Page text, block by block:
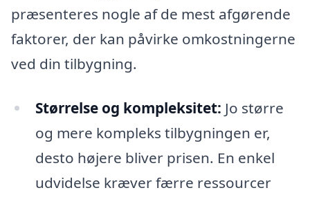
præsenteres nogle af de mest afgørende
faktorer, der kan påvirke omkostningerne
ved din tilbygning.
Størrelse og kompleksitet: Jo større
og mere kompleks tilbygningen er,
desto højere bliver prisen. En enkel
udvidelse kræver færre ressourcer